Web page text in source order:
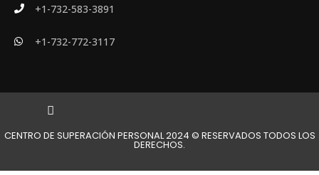
+1-732-583-3891
+1-732-772-3117
CENTRO DE SUPERACIÓN PERSONAL 2024 © RESERVADOS TODOS LOS
DERECHOS.